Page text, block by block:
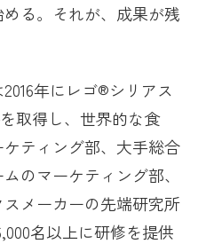
る。それが、成果が残
年にレゴ®シリアス
取得し、世界的な食
ティング部、大手総合
のマーケティング部、
メーカーの先端研究所
名以上に研修を提供